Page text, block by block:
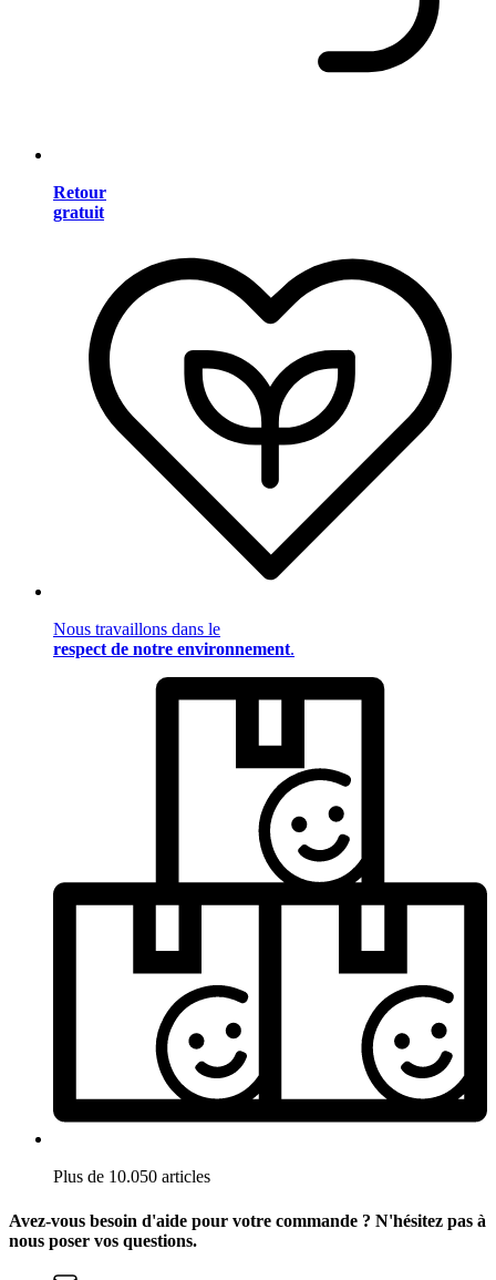
Retour
gratuit
Nous travaillons dans le
respect de notre environnement.
Plus de 10.050 articles
Avez-vous besoin d'aide pour votre commande ? N'hésitez pas à
nous poser vos questions.